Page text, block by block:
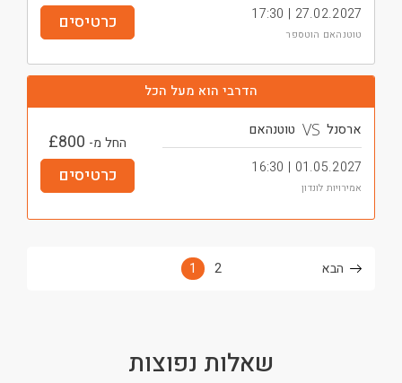
27.02.2027 | 17:30
טוטנהאם הוטספר
כרטיסים
הדרבי הוא מעל הכל
ארסנל VS טוטנהאם
01.05.2027 | 16:30
אמירויות לונדון
החל מ- £800
כרטיסים
הבא 1 2
שאלות נפוצות